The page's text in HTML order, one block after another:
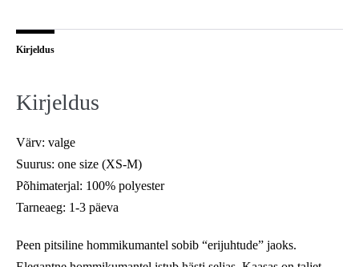
Kirjeldus
Kirjeldus
Värv: valge
Suurus: one size (XS-M)
Põhimaterjal: 100% polyester
Tarneaeg: 1-3 päeva
Peen pitsiline hommikumantel sobib “erijuhtude” jaoks.